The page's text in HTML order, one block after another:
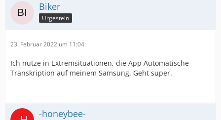
Biker
Urgestein
23. Februar 2022 um 11:04
Ich nutze in Extremsituationen, die App Automatische
Transkription auf meinem Samsung. Geht super.
-honeybee-